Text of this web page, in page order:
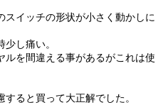
スイッチの形状が小さく動かしに
し痛い。
ルを間違える事があるがこれは使
ると買って大正解でした。